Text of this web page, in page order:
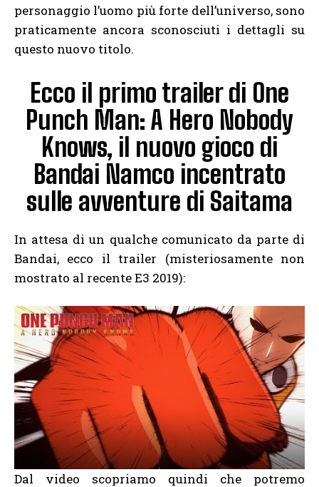
personaggio l’uomo più forte dell’universo, sono
praticamente ancora sconosciuti i dettagli su
questo nuovo titolo.
Ecco il primo trailer di One
Punch Man: A Hero Nobody
Knows, il nuovo gioco di
Bandai Namco incentrato
sulle avventure di Saitama
In attesa di un qualche comunicato da parte di
Bandai, ecco il trailer (misteriosamente non
mostrato al recente E3 2019):
Dal video scopriamo quindi che potremo